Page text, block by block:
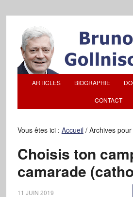
ARTICLES BIOGRAPHIE
CONTACT
Vous êtes ici : Accueil /Archives pour
Choisis ton
camarade
11 JUIN 2019